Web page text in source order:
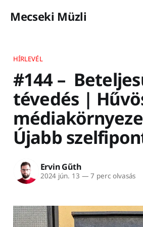
Mecseki Müzli
HÍRLEVÉL
#144 –
tévedés |
Újabb
Ervin Gűth
2024 jún. 13 — 7 perc olvasás